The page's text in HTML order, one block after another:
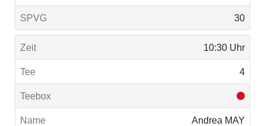
30
10:30 Uhr
4
Andrea MAY